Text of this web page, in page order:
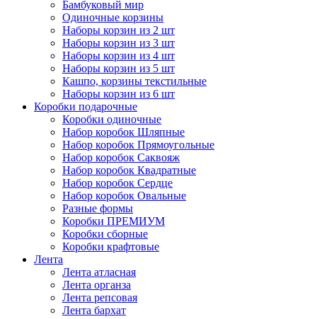
Бамбуковый мир
Одиночные корзины
Наборы корзин из 2 шт
Наборы корзин из 3 шт
Наборы корзин из 4 шт
Наборы корзин из 5 шт
Кашпо, корзины текстильные
Наборы корзин из 6 шт
Коробки подарочные
Коробки одиночные
Набор коробок Шляпные
Набор коробок Прямоугольные
Набор коробок Саквояж
Набор коробок Квадратные
Набор коробок Сердце
Набор коробок Овальные
Разные формы
Коробки ПРЕМИУМ
Коробки сборные
Коробки крафтовые
Лента
Лента атласная
Лента органза
Лента репсовая
Лента бархат